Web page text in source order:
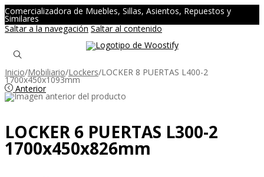
Comercializadora de Muebles, Sillas, Asientos, Repuestos y
Similares
Saltar a la navegación Saltar al contenido
Inicio/Mobiliario/Lockers/LOCKER 8 PUERTAS L400-2
1700x450x1093mm
Anterior
LOCKER 6 PUERTAS L300-2
1700x450x826mm